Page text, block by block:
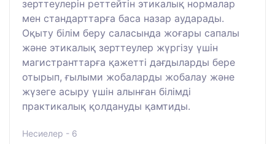
зерттеулерін реттейтін этикалық нормалар
мен стандарттарға баса назар аударады.
Оқыту білім беру саласында жоғары сапалы
және этикалық зерттеулер жүргізу үшін
магистранттарға қажетті дағдыларды бере
отырып, ғылыми жобаларды жобалау және
жүзеге асыру үшін алынған білімді
практикалық қолдануды қамтиды.
Несиелер - 6